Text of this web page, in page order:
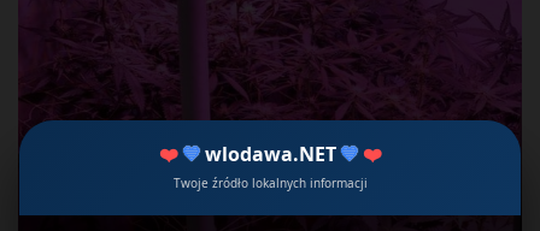
❤️ 💙wlodawa.NET 💙❤️
Twoje źródło lokalnych informacji